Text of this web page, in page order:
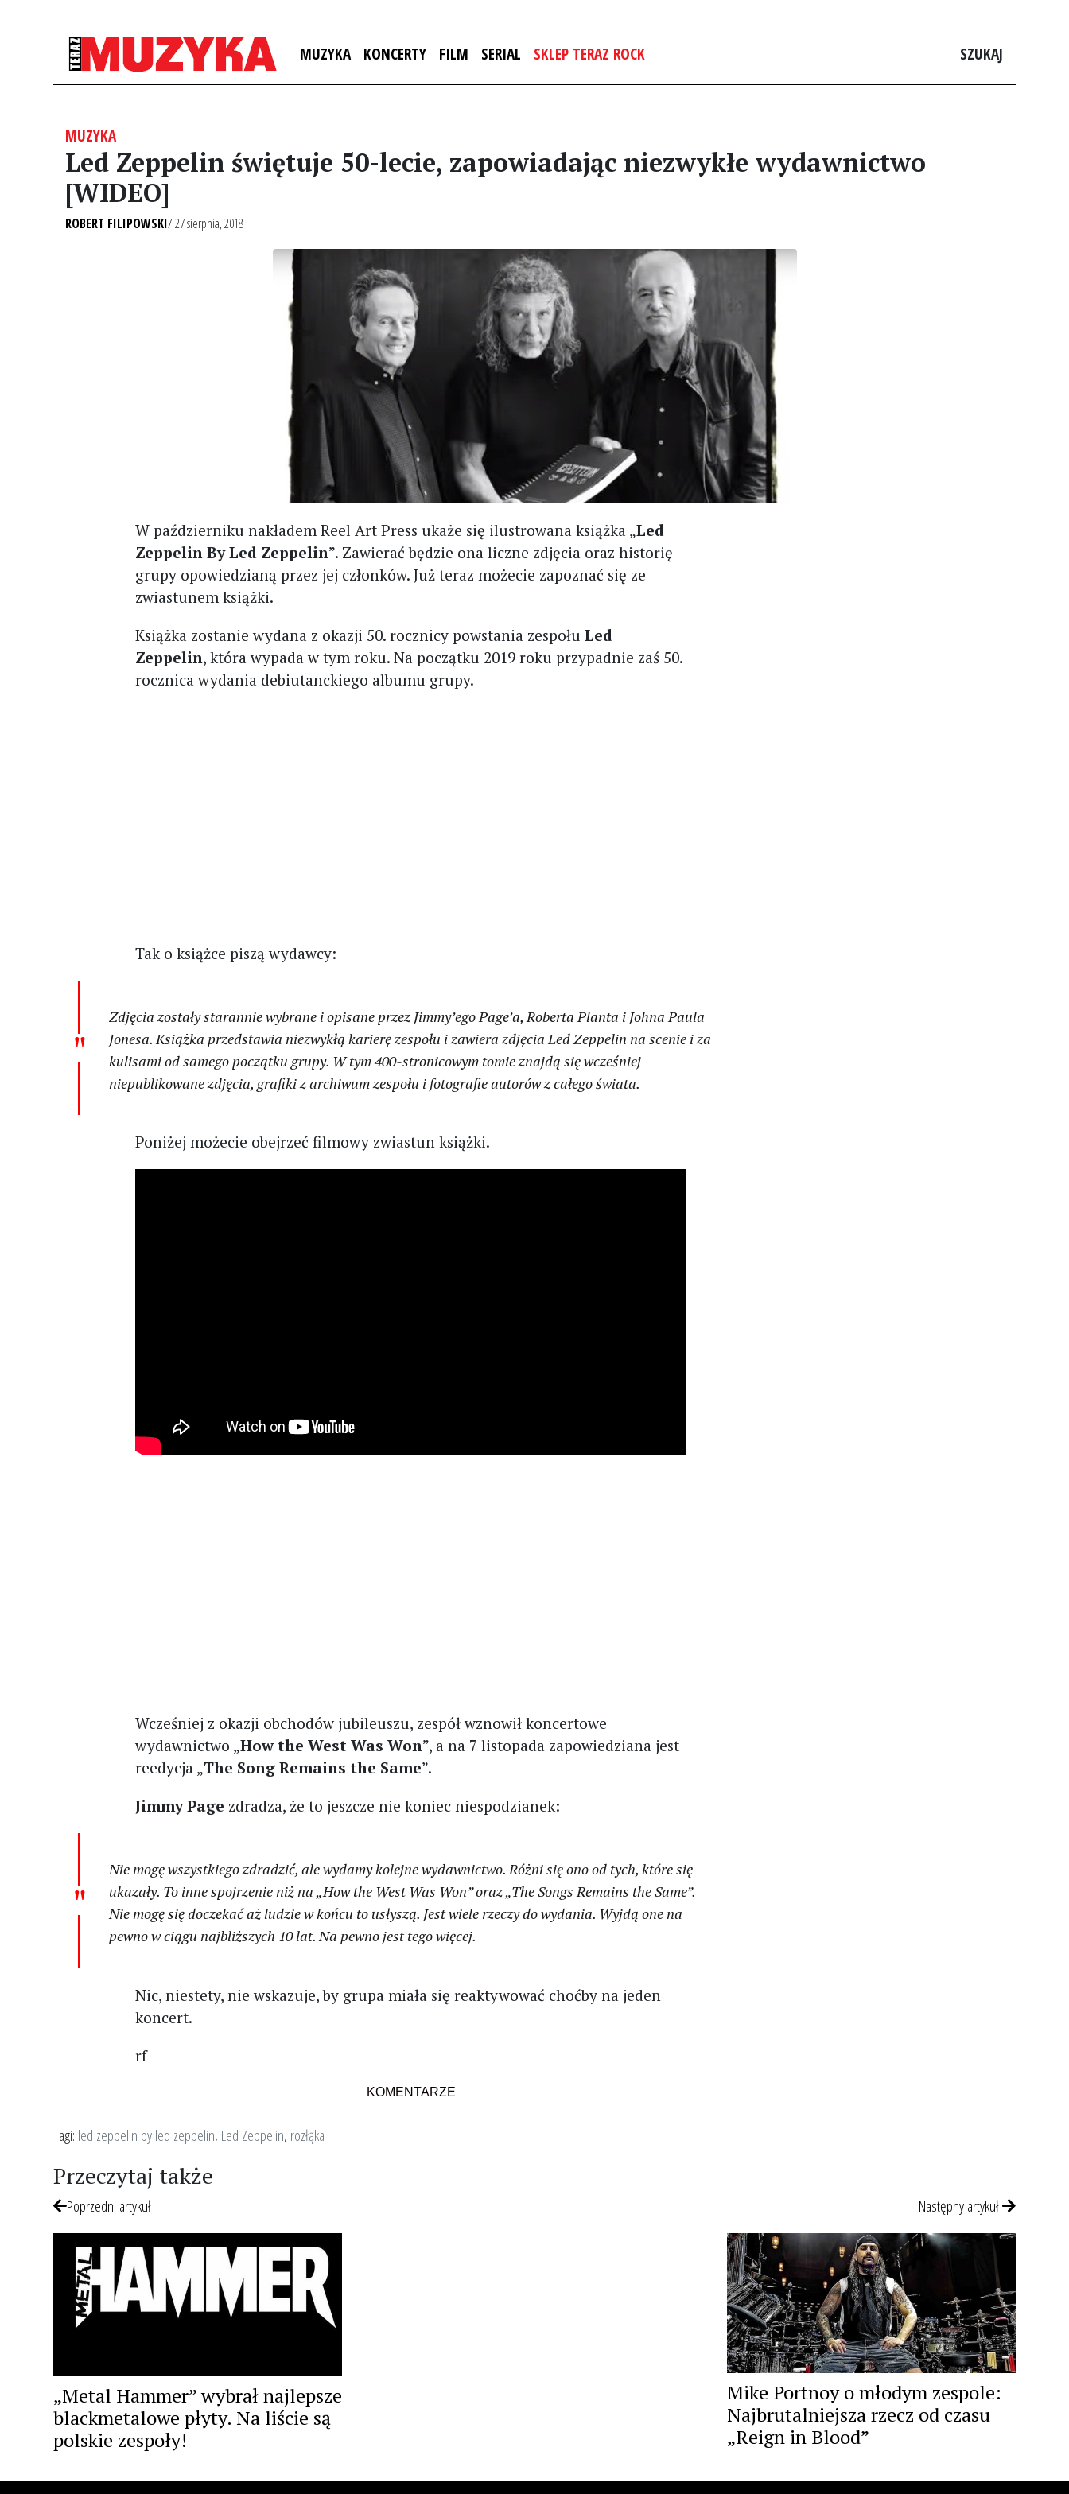
MUZYKA KONCERTY FILM SERIAL SKLEP TERAZ ROCK SZUKAJ
MUZYKA
Led Zeppelin świętuje 50-lecie, zapowiadając niezwykłe wydawnictwo
[WIDEO]
ROBERT FILIPOWSKI/ 27 sierpnia, 2018
W październiku nakładem Reel Art Press ukaże się ilustrowana książka „Led
Zeppelin By Led Zeppelin”. Zawierać będzie ona liczne zdjęcia oraz historię
grupy opowiedzianą przez jej członków. Już teraz możecie zapoznać się ze
zwiastunem książki.
Książka zostanie wydana z okazji 50. rocznicy powstania zespołu Led
Zeppelin, która wypada w tym roku. Na początku 2019 roku przypadnie zaś 50.
rocznica wydania debiutanckiego albumu grupy.
Tak o książce piszą wydawcy:
Zdjęcia zostały starannie wybrane i opisane przez Jimmy’ego Page’a, Roberta Planta i Johna Paula
Jonesa. Książka przedstawia niezwykłą karierę zespołu i zawiera zdjęcia Led Zeppelin na scenie i za
kulisami od samego początku grupy. W tym 400-stronicowym tomie znajdą się wcześniej
niepublikowane zdjęcia, grafiki z archiwum zespołu i fotografie autorów z całego świata.
Poniżej możecie obejrzeć filmowy zwiastun książki.
Wcześniej z okazji obchodów jubileuszu, zespół wznowił koncertowe
wydawnictwo „How the West Was Won”, a na 7 listopada zapowiedziana jest
reedycja „The Song Remains the Same”.
Jimmy Page zdradza, że to jeszcze nie koniec niespodzianek:
Nie mogę wszystkiego zdradzić, ale wydamy kolejne wydawnictwo. Różni się ono od tych, które się
ukazały. To inne spojrzenie niż na „How the West Was Won” oraz „The Songs Remains the Same”.
Nie mogę się doczekać aż ludzie w końcu to usłyszą. Jest wiele rzeczy do wydania. Wyjdą one na
pewno w ciągu najbliższych 10 lat. Na pewno jest tego więcej.
Nic, niestety, nie wskazuje, by grupa miała się reaktywować choćby na jeden
koncert.
rf
KOMENTARZE
Tagi: led zeppelin by led zeppelin, Led Zeppelin, rozłąka
Przeczytaj także
Poprzedni artykuł
„Metal Hammer” wybrał najlepsze
blackmetalowe płyty. Na liście są
polskie zespoły!
Następny artykuł
Mike Portnoy o młodym zespole:
Najbrutalniejsza rzecz od czasu
„Reign in Blood”